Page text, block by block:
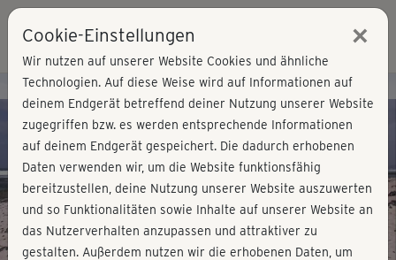
Play
Video
Kursvorschau - Jetzt mitmachen!
Cookie-Einstellungen ×
Wir nutzen auf unserer Website Cookies und ähnliche
Technologien. Auf diese Weise wird auf Informationen auf
deinem Endgerät betreffend deiner Nutzung unserer Website
zugegriffen bzw. es werden entsprechende Informationen
auf deinem Endgerät gespeichert. Die dadurch erhobenen
Daten verwenden wir, um die Website funktionsfähig
bereitzustellen, deine Nutzung unserer Website auszuwerten
und so Funktionalitäten sowie Inhalte auf unserer Website an
das Nutzerverhalten anzupassen und attraktiver zu
gestalten. Außerdem nutzen wir die erhobenen Daten, um